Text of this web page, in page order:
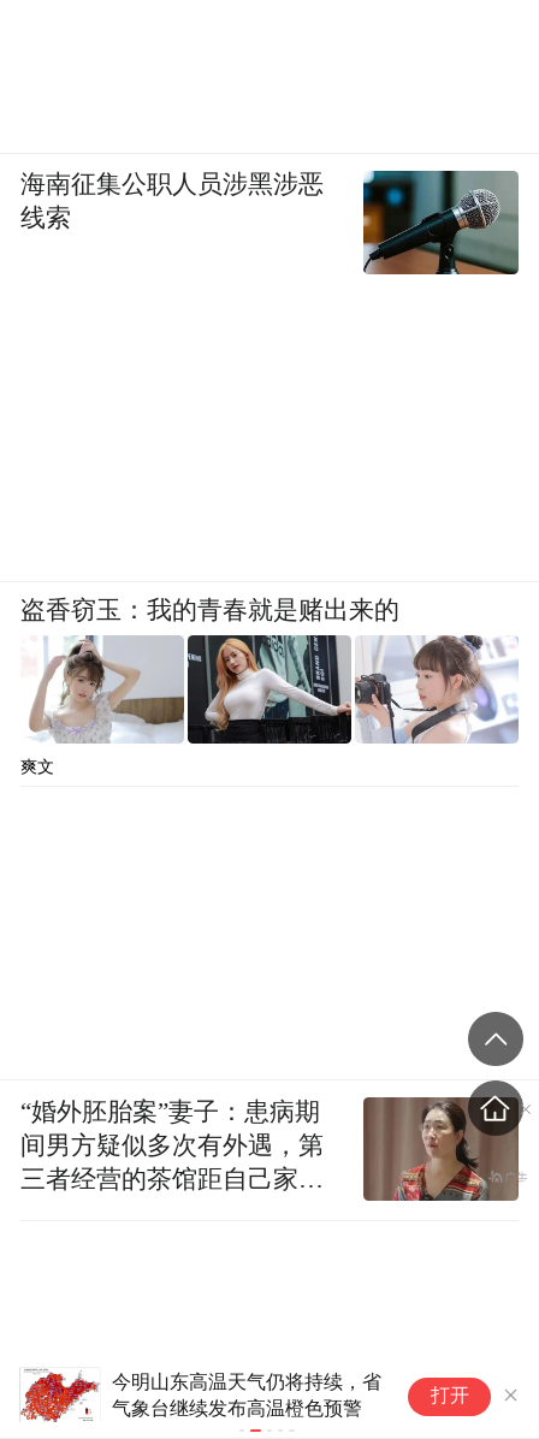
今明山东高温天气仍将持续，省
气象台继续发布高温橙色预警
445家企业
业入库公示
打开
海南征集公职人员涉黑涉恶
线索
盗香窃玉：我的青春就是赌出来的
爽文
“婚外胚胎案”妻子：患病期
间男方疑似多次有外遇，第
三者经营的茶馆距自己家步